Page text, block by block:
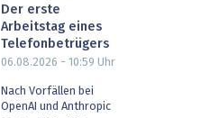
Der erste
Arbeitstag eines
Telefonbetrügers
06.08.2026 - 10:59 Uhr
Nach Vorfällen bei
OpenAI und Anthropic